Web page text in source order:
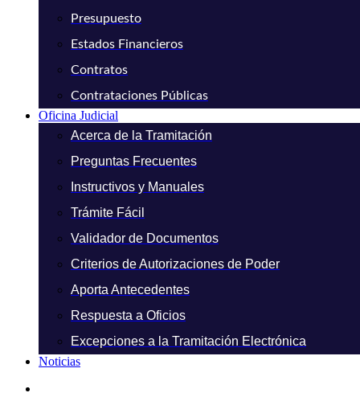
Presupuesto
Estados Financieros
Contratos
Contrataciones Públicas
Oficina Judicial
Acerca de la Tramitación
Preguntas Frecuentes
Instructivos y Manuales
Trámite Fácil
Validador de Documentos
Criterios de Autorizaciones de Poder
Aporta Antecedentes
Respuesta a Oficios
Excepciones a la Tramitación Electrónica
Noticias